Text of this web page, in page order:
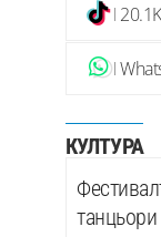
20.1K
КУЛТУРА